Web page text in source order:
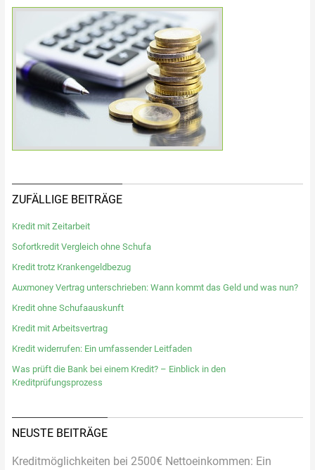
ZUFÄLLIGE BEITRÄGE
Kredit mit Zeitarbeit
Sofortkredit Vergleich ohne Schufa
Kredit trotz Krankengeldbezug
Auxmoney Vertrag unterschrieben: Wann kommt das Geld und was nun?
Kredit ohne Schufaauskunft
Kredit mit Arbeitsvertrag
Kredit widerrufen: Ein umfassender Leitfaden
Was prüft die Bank bei einem Kredit? – Einblick in den
Kreditprüfungsprozess
NEUSTE BEITRÄGE
Kreditmöglichkeiten bei 2500€ Nettoeinkommen: Ein